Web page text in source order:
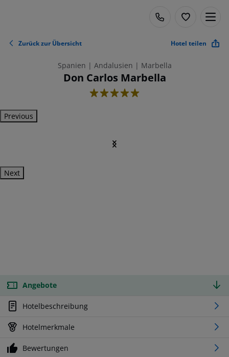
Zurück zur Übersicht Hotel teilen
Spanien | Andalusien | Marbella
Don Carlos Marbella
5
Previous
Next
Angebote
Hotelbeschreibung
Hotelmerkmale
Bewertungen